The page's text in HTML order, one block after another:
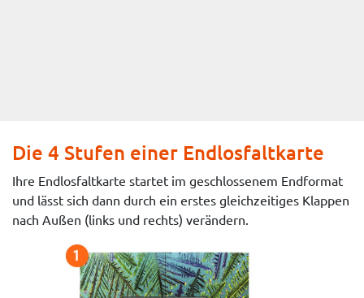
Die 4 Stufen einer Endlosfaltkarte
Ihre Endlosfaltkarte startet im geschlossenem Endformat
und lässt sich dann durch ein erstes gleichzeitiges Klappen
nach Außen (links und rechts) verändern.